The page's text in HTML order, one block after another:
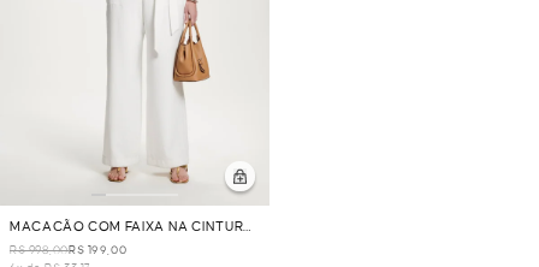
MACACÃO COM FAIXA NA CINTURA
- OFF WHITE
R$ 998,00R$ 199,00